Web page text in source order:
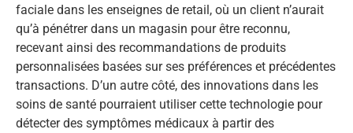
faciale dans les enseignes de retail, où un client n’aurait
qu’à pénétrer dans un magasin pour être reconnu,
recevant ainsi des recommandations de produits
personnalisées basées sur ses préférences et précédentes
transactions. D’un autre côté, des innovations dans les
soins de santé pourraient utiliser cette technologie pour
détecter des symptômes médicaux à partir des